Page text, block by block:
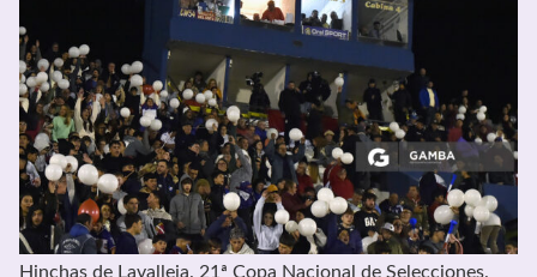
Hinchas de Lavalleja. 21ª Copa Nacional de Selecciones.